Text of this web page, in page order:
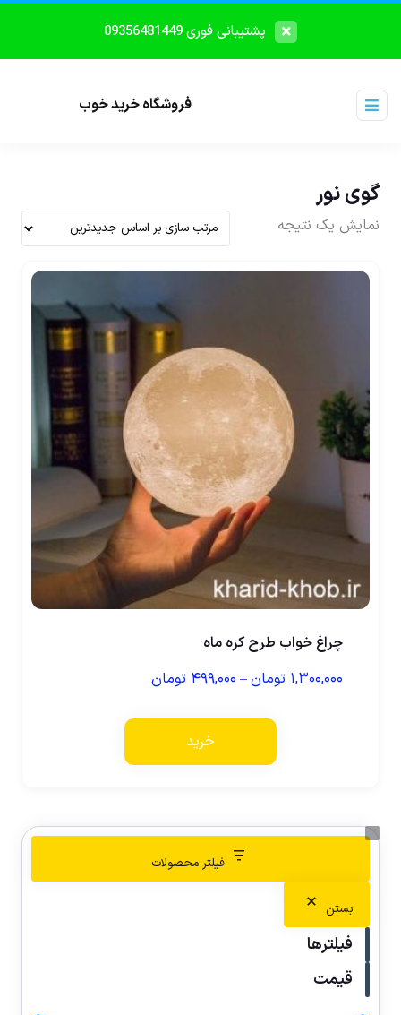
پشتیبانی فوری 09356481449
فروشگاه خرید خوب
گوی نور
نمایش یک نتیجه
چراغ خواب طرح کره ماه
۱,۳۰۰,۰۰۰ تومان– ۴۹۹,۰۰۰ تومان
خرید
فیلتر محصولات
بستن
فیلترها
قیمت